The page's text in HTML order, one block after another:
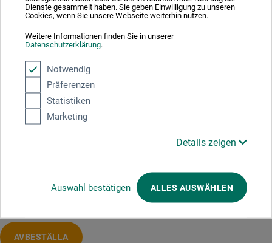
Dienste gesammelt haben. Sie geben Einwilligung zu unseren
Cookies, wenn Sie unsere Webseite weiterhin nutzen.
Weitere Informationen finden Sie in unserer
Datenschutzerklärung.
Notwendig
Präferenzen
Statistiken
Marketing
Details zeigen
Auswahl bestätigen ALLES AUSWÄHLEN
Välj betalningssätt
Produktkategorier
AVBESTÄLLA